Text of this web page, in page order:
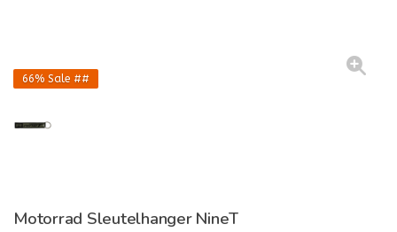
66% Sale ##
Motorrad Sleutelhanger NineT